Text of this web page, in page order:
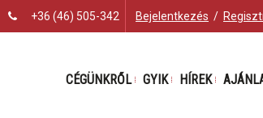
+36 (46) 505-342 Bejelentkezés /
CÉGÜNKRŐL GYIK HÍREK